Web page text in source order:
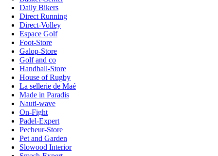
Daily Bikers
Direct Running
Direct-Volley
Espace Golf
Foot-Store
Galop-Store
Golf and co
Handball-Store
House of Rugby
La sellerie de Maé
Made in Paradis
Nauti-wave
On-Fight
Padel-Expert
Pecheur-Store
Pet and Garden
Slowood Interior